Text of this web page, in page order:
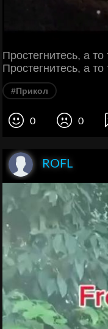
Простегнитесь, а
Простегнитесь, а
#Прикол
0 0
ROFL